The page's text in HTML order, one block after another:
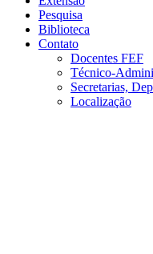
Pesquisa
Biblioteca
Contato
Docentes FEF
Técnico-
Secretarias,
Localização